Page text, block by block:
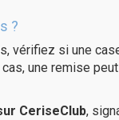
?
vérifiez si une
une remise
CeriseClub,